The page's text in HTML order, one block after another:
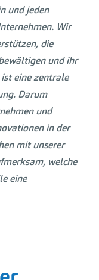
und jeden
Wir
die
und ihr
eine zentrale
Darum
und
in der
mit unserer
welche
eine